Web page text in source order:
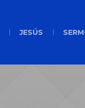
JESÚS